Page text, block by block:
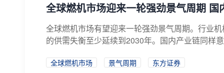
全球燃机市场迎来一轮强劲景气周期
全球燃机市场有望迎来一轮强劲景气周期。行业
的供需失衡至少延续到2030年。国内产业链同样
全球燃机市场 景气周期
东方证券